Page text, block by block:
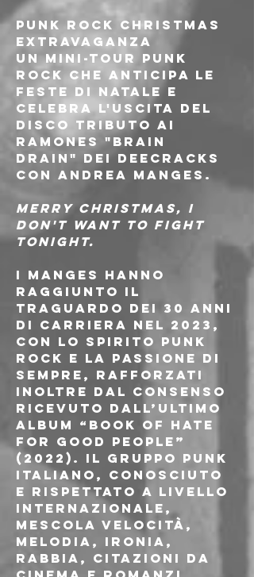
PUNK ROCK CHRISTMAS
EXTRAVAGANZA
Un mini-tour punk
rock che anticipa le
feste di Natale e
celebra l'uscita del
disco tributo ai
Ramones "Brain
Drain" dei DeeCRACKS
con Andrea Manges.
MERRY CHRISTMAS, I
DON'T WANT TO FIGHT
TONIGHT.
I Manges hanno
raggiunto il
traguardo dei 30 anni
di carriera nel 2023,
con lo spirito punk
rock e la passione di
sempre, rafforzati
inoltre dal consenso
ricevuto dall’ultimo
album “Book Of Hate
For Good People”
(2022). Il gruppo punk
Italiano, conosciuto
e rispettato a livello
internazionale,
mescola velocità,
melodia, ironia,
rabbia, citazioni da